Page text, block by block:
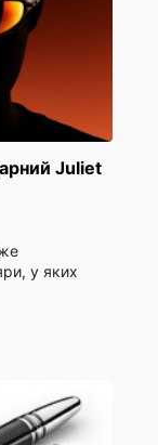
Juliet
у яких